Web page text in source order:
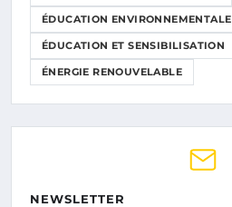
ÉDUCATION ENVIRONNEMENTALE
ÉDUCATION ET SENSIBILISATION
ÉNERGIE RENOUVELABLE
NEWSLETTER